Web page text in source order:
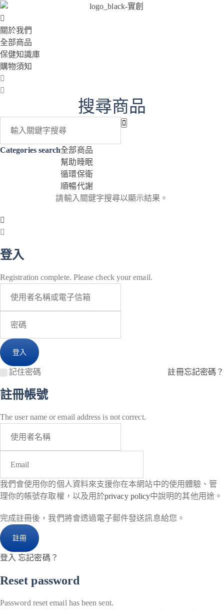
關於我們
全部商品
保健知識庫
購物須知
搜尋商品
Categories search全部商品
幫助睡眠
循環保衛
順暢代謝
請輸入關鍵字搜尋以顯示結果。
登入
Registration complete. Please check your email.
記住密碼 註冊忘記密碼？
註冊帳號
The user name or email address is not correct.
我們會使用你的個人資料來支援你在本網站中的使用體驗、管
理你的帳號存取權，以及用於privacy policy中說明的其他用途。
完成註冊後，我們將會透過電子郵件發送訊息給您。
登入 忘記密碼？
Reset password
Password reset email has been sent.